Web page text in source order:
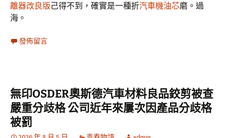
離器改良版己得不到，確實是一種折汽車機油芯磨。過
海。
發佈留言
無印OSDER奧斯德汽車材料良品鉸剪被查
嚴重分歧格 公司近年來屢次因產品分歧格
被罰